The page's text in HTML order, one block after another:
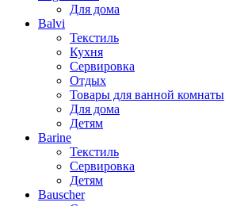
Для дома
Balvi
Текстиль
Кухня
Сервировка
Отдых
Товары для ванной комнаты
Для дома
Детям
Barine
Текстиль
Сервировка
Детям
Bauscher